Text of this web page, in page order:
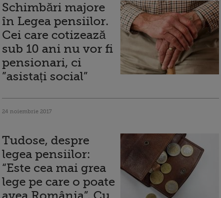
Schimbări majore
în Legea pensiilor.
Cei care cotizează
sub 10 ani nu vor fi
pensionari, ci
”asistați social”
24 noiembrie 2017
Tudose, despre
legea pensiilor:
“Este cea mai grea
lege pe care o poate